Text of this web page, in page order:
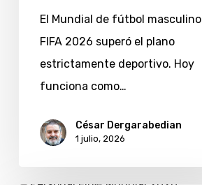
alarmas
globales?
El Mundial de fútbol masculino
FIFA 2026 superó el plano
estrictamente deportivo. Hoy
funciona como…
César Dergarabedian
1 julio, 2026